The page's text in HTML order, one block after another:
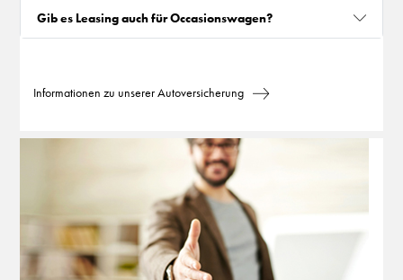
Gib es Leasing auch für Occasionswagen?
Informationen zu unserer Autoversicherung